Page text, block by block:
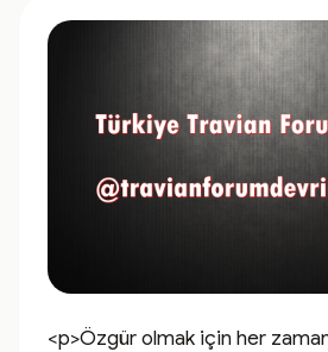
<p>Özgür olmak için her